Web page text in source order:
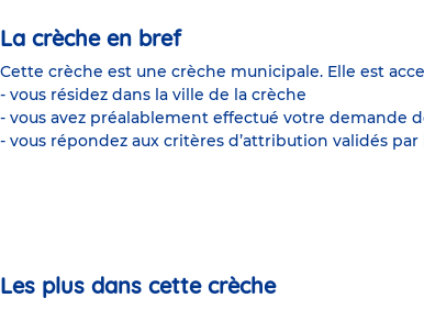
La crèche en bref
Cette crèche est une crèche municipale. Elle est
- vous résidez dans la ville de la crèche
- vous avez préalablement effectué votre demande
- vous répondez aux critères d’attribution validés par
Les plus dans cette crèche